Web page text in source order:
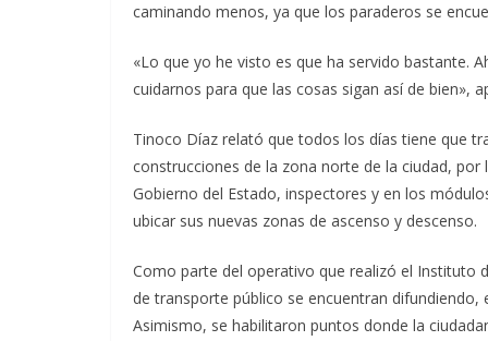
caminando menos, ya que los paraderos se
«Lo que yo he visto es que ha servido bastante.
cuidarnos para que las cosas sigan así de bien»,
Tinoco Díaz relató que todos los días tiene que
construcciones de la zona norte de la ciudad,
Gobierno del Estado, inspectores y en los
ubicar sus nuevas zonas de ascenso y descenso.
Como parte del operativo que realizó el Instituto
de transporte público se encuentran
Asimismo, se habilitaron puntos donde la